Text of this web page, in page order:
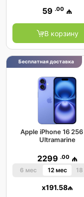
59 .00 ₼
В корзину
Apple iPhone 16 256
Ultramarine
2299 .00 ₼
6 мес 12 мес
x191.58₼
Бесплатная доставка